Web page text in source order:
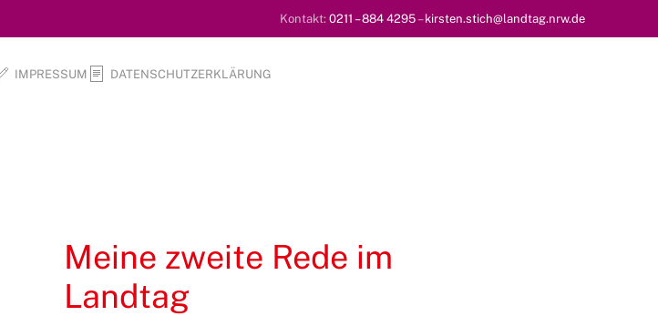
Kontakt: 0211 – 884 4295–kirsten.stich@landtag.nrw.de
IMPRESSUM DATENSCHUTZERKLÄRUNG
Meine zweite Rede im
Landtag